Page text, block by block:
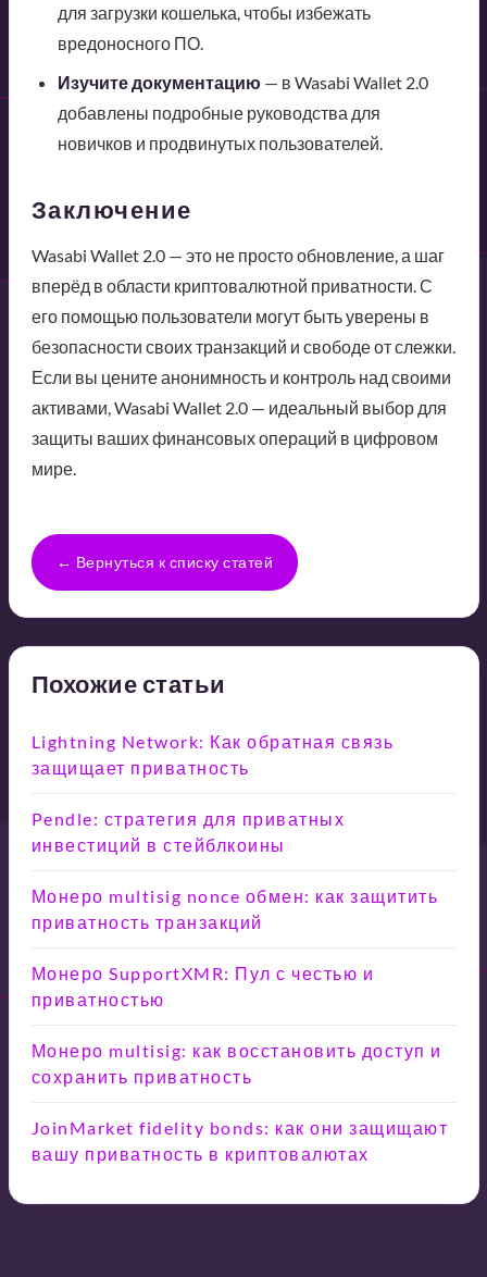
для загрузки кошелька, чтобы избежать
вредоносного ПО.
Изучите документацию — в Wasabi Wallet 2.0
добавлены подробные руководства для
новичков и продвинутых пользователей.
Заключение
Wasabi Wallet 2.0 — это не просто обновление, а шаг
вперёд в области криптовалютной приватности. С
его помощью пользователи могут быть уверены в
безопасности своих транзакций и свободе от слежки.
Если вы цените анонимность и контроль над своими
активами, Wasabi Wallet 2.0 — идеальный выбор для
защиты ваших финансовых операций в цифровом
мире.
← Вернуться к списку статей
Похожие статьи
Lightning Network: Как обратная связь
защищает приватность
Pendle: стратегия для приватных
инвестиций в стейблкоины
Монеро multisig nonce обмен: как защитить
приватность транзакций
Монеро SupportXMR: Пул с честью и
приватностью
Монеро multisig: как восстановить доступ и
сохранить приватность
JoinMarket fidelity bonds: как они защищают
вашу приватность в криптовалютах